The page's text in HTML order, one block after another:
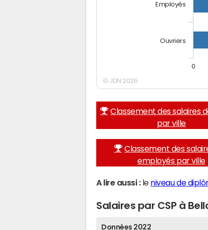
Employés
Ouvriers
0
© JDN 2026
Classement des salaires
par ville
Classement des
employés par ville
A lire aussi :le niveau de
Salaires par CSP à
Données 2022